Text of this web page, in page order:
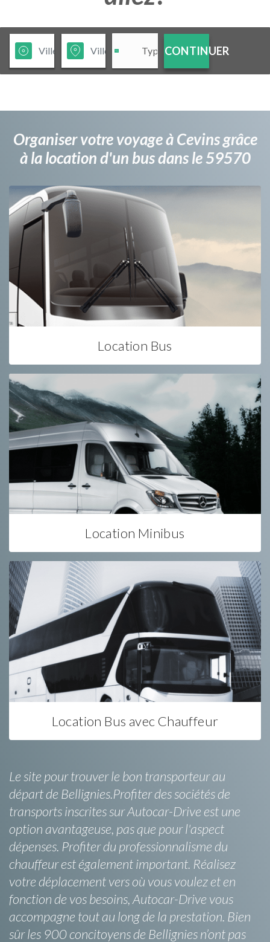
CONTINUER
Organiser votre voyage à Cevins grâce
à la location d'un bus dans le 59570
Location Bus
Location Minibus
Location Bus avec Chauffeur
Le site pour trouver le bon transporteur au
départ de Bellignies.Profiter des sociétés de
transports inscrites sur Autocar-Drive est une
option avantageuse, pas que pour l'aspect
dépenses. Profiter du professionnalisme du
chauffeur est également important. Réalisez
votre déplacement vers où vous voulez et en
fonction de vos besoins, Autocar-Drive vous
accompagne tout au long de la prestation. Bien
sûr les 900 concitoyens de Bellignies n’ont pas